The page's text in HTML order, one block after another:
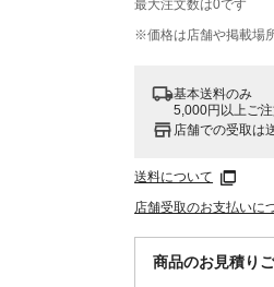
最大注文数は0です
※価格は​店舗や​掲載場
基本送料のみ
5,000円以上ご
店舗での受取は
送料について
店舗受取のお支払いに
商品のお見積り